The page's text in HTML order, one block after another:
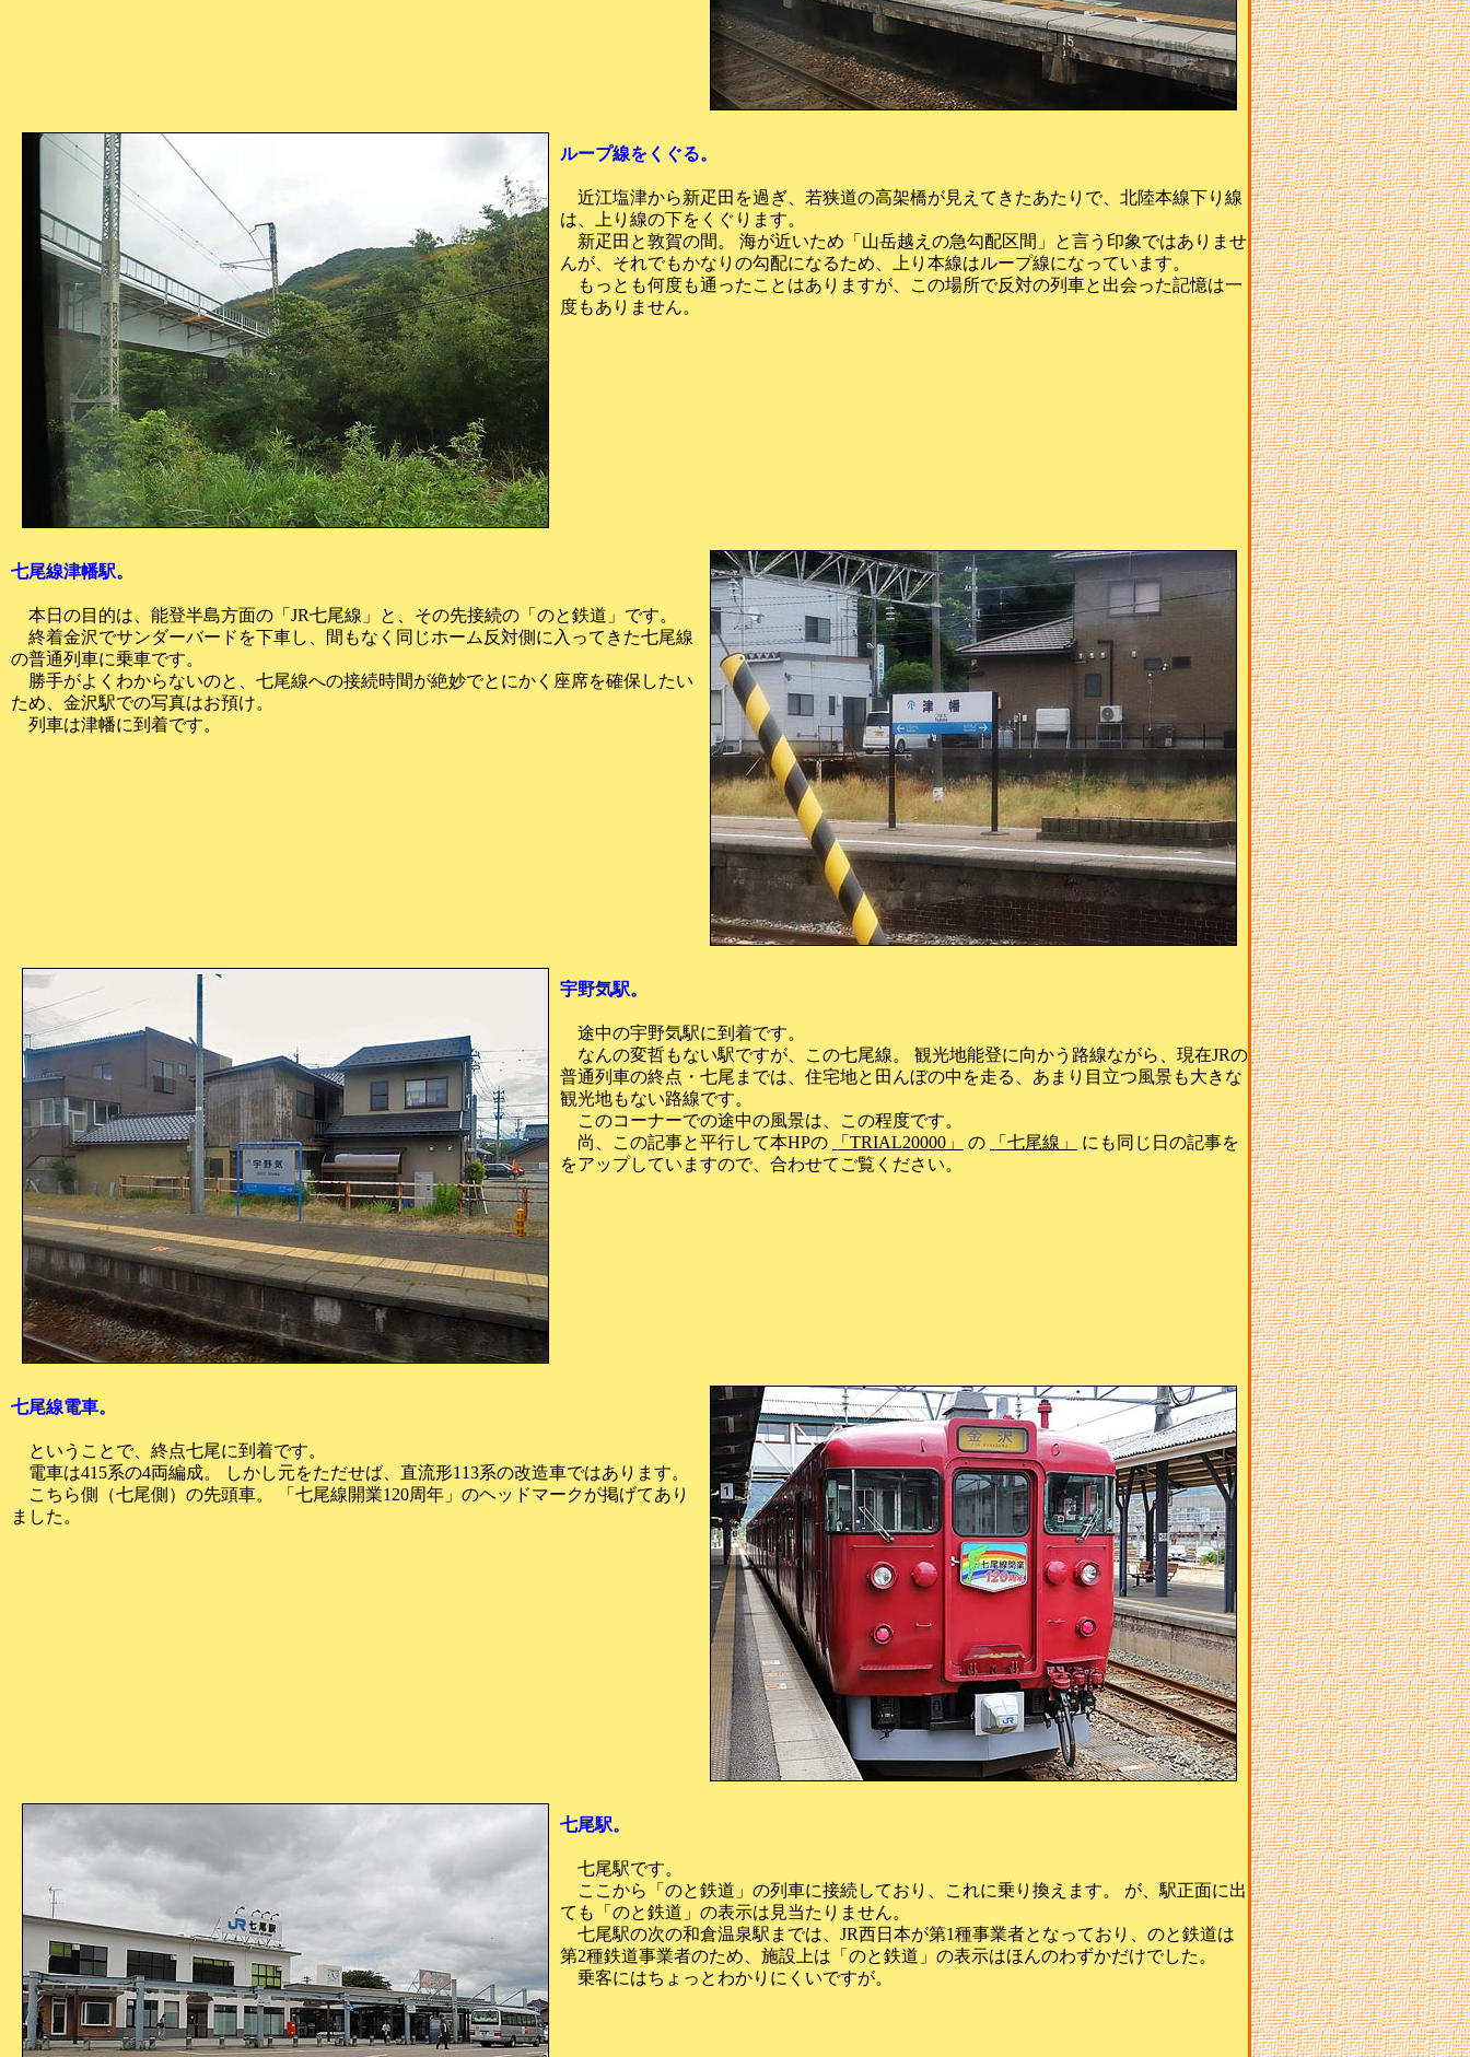
ループ線をくぐる。
近江塩津から新疋田を過ぎ、若狭道の高架橋が見えてきたあたりで、北陸本線下り線
は、上り線の下をくぐります。
新疋田と敦賀の間。 海が近いため「山岳越えの急勾配区間」と言う印象ではありませ
んが、それでもかなりの勾配になるため、上り本線はループ線になっています。
もっとも何度も通ったことはありますが、この場所で反対の列車と出会った記憶は一
度もありません。
七尾線津幡駅。
本日の目的は、能登半島方面の「JR七尾線」と、その先接続の「のと鉄道」です。
終着金沢でサンダーバードを下車し、間もなく同じホーム反対側に入ってきた七尾線
の普通列車に乗車です。
勝手がよくわからないのと、七尾線への接続時間が絶妙でとにかく座席を確保したい
ため、金沢駅での写真はお預け。
列車は津幡に到着です。
宇野気駅。
途中の宇野気駅に到着です。
なんの変哲もない駅ですが、この七尾線。 観光地能登に向かう路線ながら、現在JRの
普通列車の終点・七尾までは、住宅地と田んぼの中を走る、あまり目立つ風景も大きな
観光地もない路線です。
このコーナーでの途中の風景は、この程度です。
尚、この記事と平行して本HPの
「TRIAL20000」 の 「七尾線」
にも同じ日の記事を
をアップしていますので、合わせてご覧ください。
七尾線電車。
ということで、終点七尾に到着です。
電車は415系の4両編成。 しかし元をただせば、直流形113系の改造車ではあります。
こちら側（七尾側）の先頭車。 「七尾線開業120周年」のヘッドマークが掲げてあり
ました。
七尾駅。
七尾駅です。
ここから「のと鉄道」の列車に接続しており、これに乗り換えます。 が、駅正面に出
ても「のと鉄道」の表示は見当たりません。
七尾駅の次の和倉温泉駅までは、JR西日本が第1種事業者となっており、のと鉄道は
第2種鉄道事業者のため、施設上は「のと鉄道」の表示はほんのわずかだけでした。
乗客にはちょっとわかりにくいですが。